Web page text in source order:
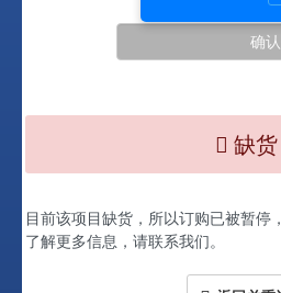
确
缺货
目前该项目缺货，所以订购已被暂停
了解更多信息，请联系我们。